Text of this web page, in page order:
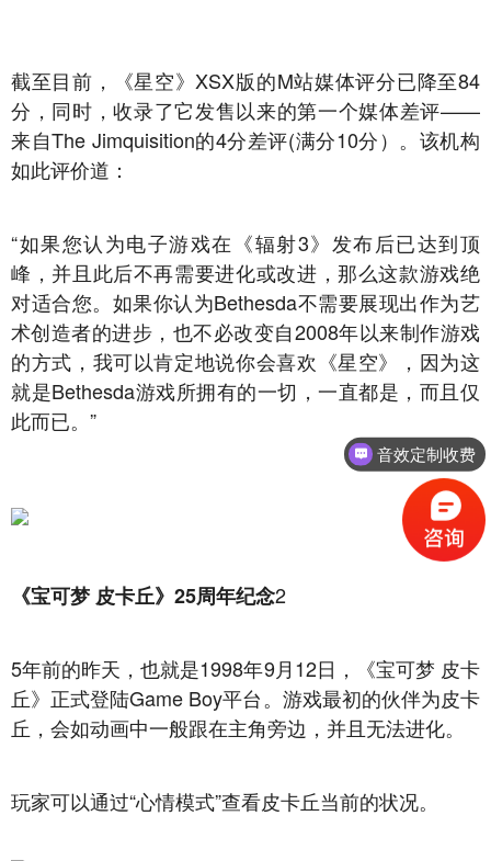
截至目前，《星空》XSX版的M站媒体评分已降至84
分，同时，收录了它发售以来的第一个媒体差评——
来自The Jimquisition的4分差评(满分10分）。该机构
如此评价道：
“如果您认为电子游戏在《辐射3》发布后已达到顶
峰，并且此后不再需要进化或改进，那么这款游戏绝
对适合您。如果你认为Bethesda不需要展现出作为艺
术创造者的进步，也不必改变自2008年以来制作游戏
的方式，我可以肯定地说你会喜欢《星空》，因为这
就是Bethesda游戏所拥有的一切，一直都是，而且仅
此而已。”
《宝可梦 皮卡丘》25周年纪念2
5年前的昨天，也就是1998年9月12日，《宝可梦 皮卡
丘》正式登陆Game Boy平台。游戏最初的伙伴为皮卡
丘，会如动画中一般跟在主角旁边，并且无法进化。
玩家可以通过“心情模式”查看皮卡丘当前的状况。
音效定制收费